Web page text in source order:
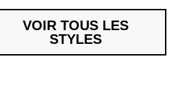
VOIR TOUS LES
STYLES